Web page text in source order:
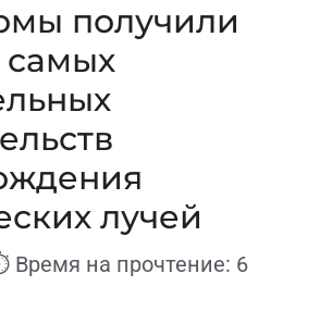
получили
самых
лучей
Время на прочтение: 6